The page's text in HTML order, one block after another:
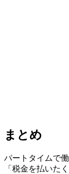
まとめ
パートタイムで
「税金を払いた